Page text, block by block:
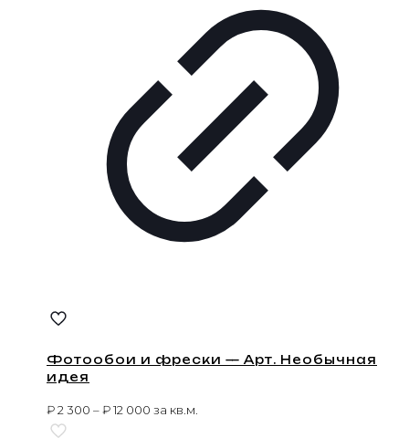
Фотообои и фрески — Арт. Необычная
идея
₽2 300 –₽12 000 за кв.м.